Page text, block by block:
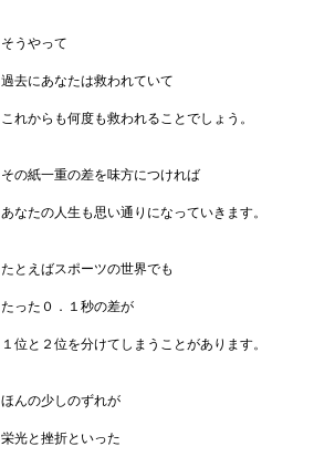
そうやって
過去にあなたは救われていて
これからも何度も救われることでしょう。
その紙一重の差を味方につければ
あなたの人生も思い通りになっていきます。
たとえばスポーツの世界でも
たった０．１秒の差が
１位と２位を分けてしまうことがあります。
ほんの少しのずれが
栄光と挫折といった